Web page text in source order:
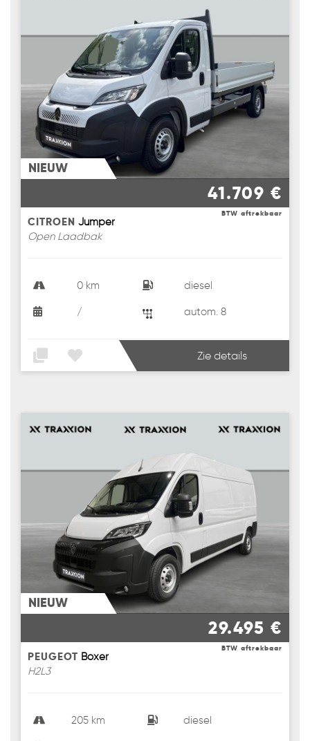
NIEUW
41.709 €
BTW aftrekbaar
CITROEN Jumper
Open Laadbak
0 km diesel
/ autom. 8
Zie details
NIEUW
29.495 €
BTW aftrekbaar
PEUGEOT Boxer
H2L3
205 km diesel